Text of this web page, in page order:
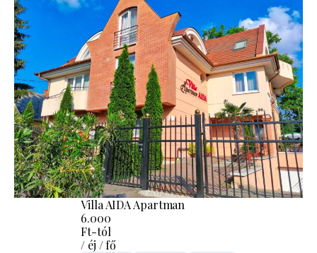
Villa AIDA Apartman
6.000
Ft-tól
/ éj / fő